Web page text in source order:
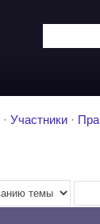
· Участники ·